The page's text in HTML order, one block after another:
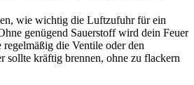
wie wichtig die Luftzufuhr für ein
genügend Sauerstoff wird dein Feuer
die Ventile oder den
sollte kräftig brennen, ohne zu flackern